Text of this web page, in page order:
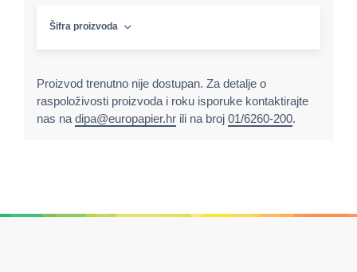
Šifra proizvoda
Proizvod trenutno nije dostupan. Za detalje o
raspoloživosti proizvoda i roku isporuke kontaktirajte
nas na dipa@europapier.hr ili na broj 01/6260-200.